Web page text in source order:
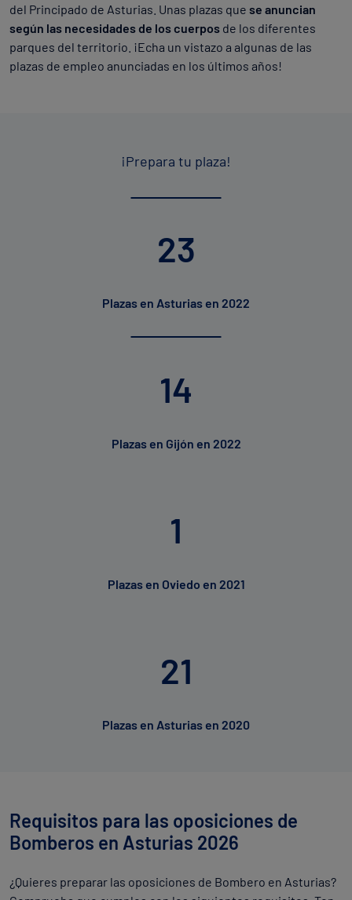
del Principado de Asturias. Unas plazas que se anuncian
según las necesidades de los cuerpos de los diferentes
parques del territorio. ¡Echa un vistazo a algunas de las
plazas de empleo anunciadas en los últimos años!
¡Prepara tu plaza!
23
Plazas en Asturias en 2022
14
Plazas en Gijón en 2022
1
Plazas en Oviedo en 2021
21
Plazas en Asturias en 2020
Requisitos para las oposiciones de
Bomberos en Asturias 2026
¿Quieres preparar las oposiciones de Bombero en Asturias?